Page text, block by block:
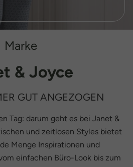
Marke
& Joyce
GUT ANGEZOGEN
Tag: darum geht es bei Janet &
und zeitlosen Styles bietet
Menge Inspirationen und
einfachen Büro-Look bis zum